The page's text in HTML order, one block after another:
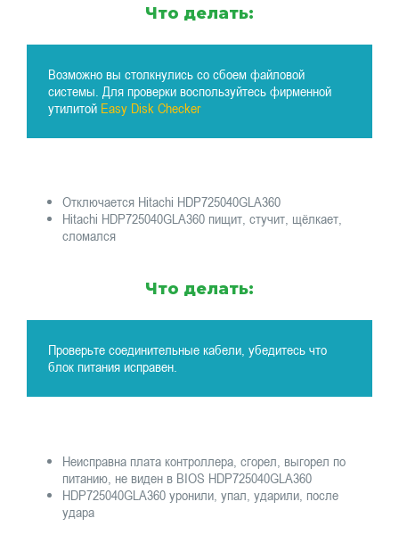
Что делать:
Возможно вы столкнулись со сбоем файловой
системы. Для проверки воспользуйтесь фирменной
утилитой Easy Disk Checker
Отключается Hitachi HDP725040GLA360
Hitachi HDP725040GLA360 пищит, стучит, щёлкает,
сломался
Что делать:
Проверьте соединительные кабели, убедитесь что
блок питания исправен.
Неисправна плата контроллера, сгорел, выгорел по
питанию, не виден в BIOS HDP725040GLA360
HDP725040GLA360 уронили, упал, ударили, после
удара